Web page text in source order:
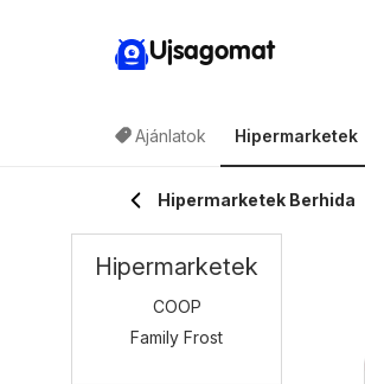
Ujsagomat
Ajánlatok Hipermarketek
Hipermarketek Berhida
Hipermarketek
COOP
Family Frost